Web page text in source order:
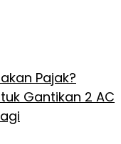
Pajak?
Gantikan 2 AC